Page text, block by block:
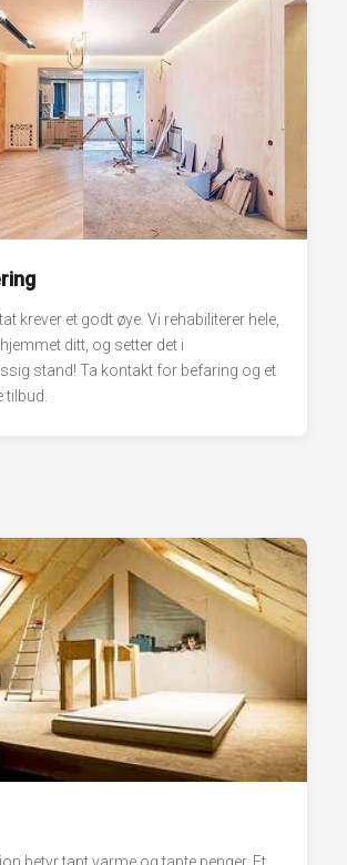
krever et godt øye. Vi rehabiliterer hele,
ditt, og setter det i
stand! Ta kontakt for befaring og et